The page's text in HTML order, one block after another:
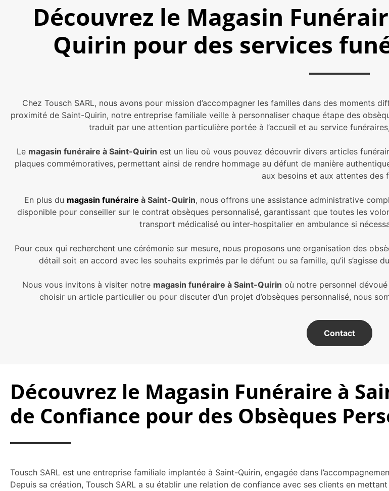
Découvrez le Magasin
Quirin pour des services
Chez Tousch SARL, nous avons pour mission d’accompagner les familles dans des moments
proximité de Saint-Quirin, notre entreprise familiale veille à personnaliser chaque étape des
traduit par une attention particulière portée à l’accueil et au service
Le magasin funéraire à Saint-Quirin est un lieu où vous pouvez découvrir divers articles
plaques commémoratives, permettant ainsi de rendre hommage au défunt de manière
aux besoins et aux attentes des
En plus du magasin funéraire à Saint-Quirin, nous offrons une assistance administrative
disponible pour conseiller sur le contrat obsèques personnalisé, garantissant que toutes les
transport médicalisé ou inter-hospitalier en ambulance si
Pour ceux qui recherchent une cérémonie sur mesure, nous proposons une organisation des
détail soit en accord avec les souhaits exprimés par le défunt ou sa famille, qu’il s’agisse
Nous vous invitons à visiter notre magasin funéraire à Saint-Quirin où notre personnel
choisir un article particulier ou pour discuter d’un projet d’obsèques personnalisé, nous
Contact
Découvrez le Magasin Funéraire à
de Confiance pour des Obsèques
Tousch SARL est une entreprise familiale implantée à Saint-Quirin, engagée dans
Depuis sa création, Tousch SARL a su établir une relation de confiance avec ses clients en